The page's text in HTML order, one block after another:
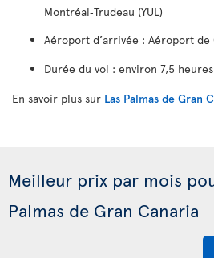
Montréal‑Trudeau (YUL)
Aéroport d’arrivée : Aéroport de
Durée du vol : environ 7,5 heures
En savoir plus sur Las Palmas de Gran
Meilleur prix par mois
Palmas de Gran Canaria